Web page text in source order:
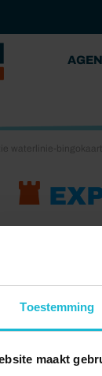
Toestemming
maakt